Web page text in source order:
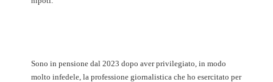
Sono in pensione dal 2023 dopo aver privilegiato, in modo
molto infedele, la professione giornalistica che ho esercitato per